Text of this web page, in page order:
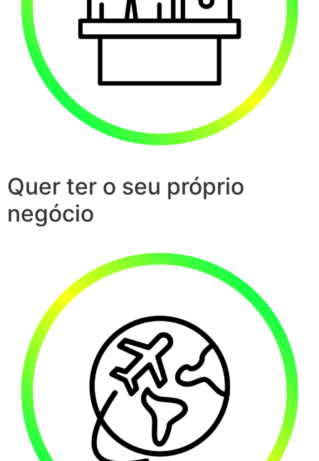
Quer ter o seu próprio
negócio